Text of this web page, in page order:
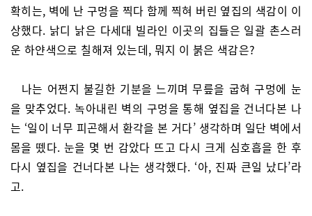
확히는, 벽에 난 구멍을 찍다 함께 찍혀 버린 옆집의 색감이 이
상했다. 낡디 낡은 다세대 빌라인 이곳의 집들은 일괄 촌스러
운 하얀색으로 칠해져 있는데, 뭐지 이 붉은 색감은?
나는 어쩐지 불길한 기분을 느끼며 무릎을 굽혀 구멍에 눈
을 맞추었다. 녹아내린 벽의 구멍을 통해 옆집을 건너다본 나
는 ‘일이 너무 피곤해서 환각을 본 거다’ 생각하며 일단 벽에서
몸을 뗐다. 눈을 몇 번 감았다 뜨고 다시 크게 심호흡을 한 후
다시 옆집을 건너다본 나는 생각했다. ‘아, 진짜 큰일 났다’라
고.